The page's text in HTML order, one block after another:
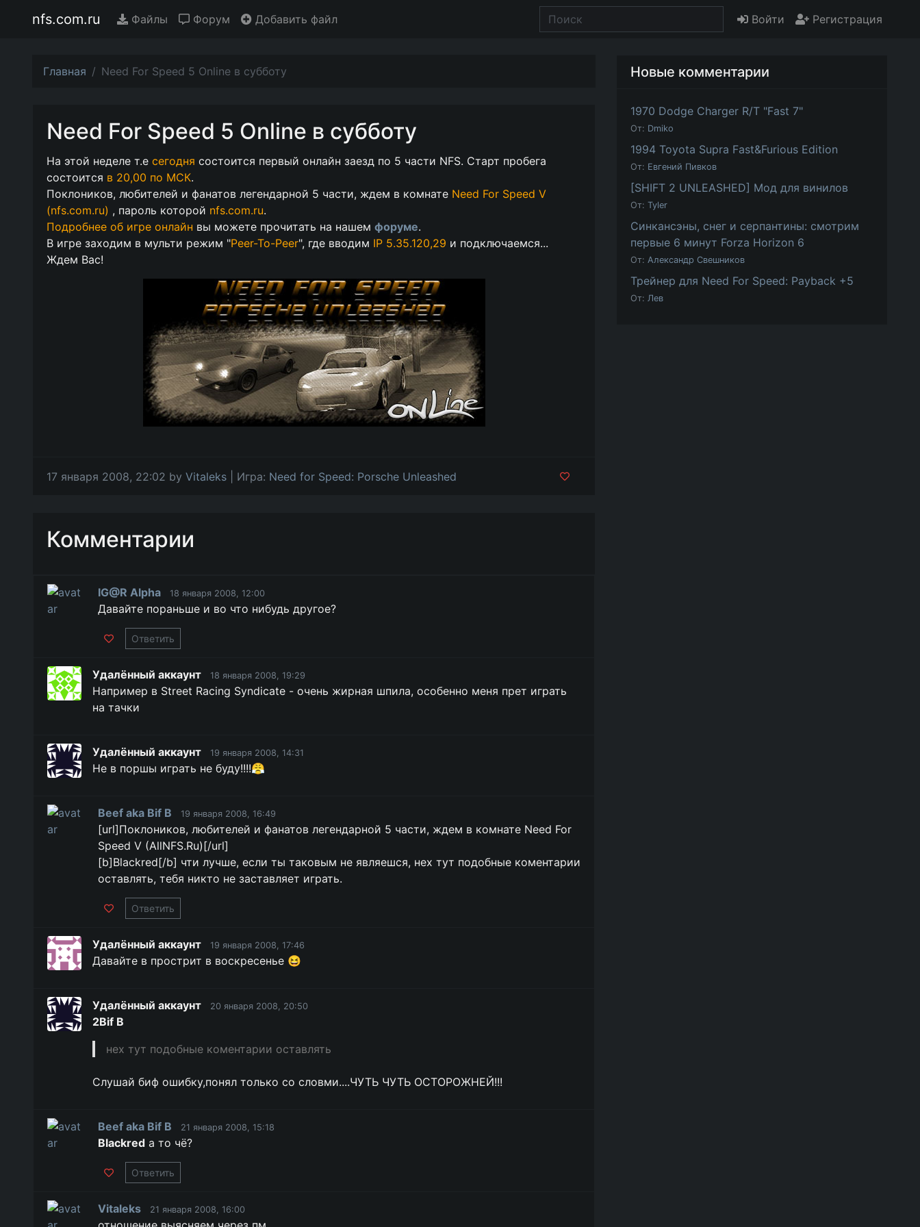
nfs.com.ru Файлы Форум Добавить файл Войти Регистрация
Главная Need For Speed 5 Online в субботу
Need For Speed 5 Online в субботу
На этой неделе т.е сегодня состоится первый онлайн заезд по 5 части NFS. Старт пробега
состоится в 20,00 по МСК.
Поклоников, любителей и фанатов легендарной 5 части, ждем в комнате Need For Speed V
(nfs.com.ru) , пароль которой nfs.com.ru.
Подробнее об игре онлайн вы можете прочитать на нашем форуме.
В игре заходим в мульти режим "Peer-To-Peer", где вводим IP 5.35.120,29 и подключаемся...
Ждем Вас!
17 января 2008, 22:02 by Vitaleks | Игра: Need for Speed: Porsche Unleashed
Комментарии
IG@R Alpha 18 января 2008, 12:00
Давайте пораньше и во что нибудь другое?
Ответить
Удалённый аккаунт 18 января 2008, 19:29
Например в Street Racing Syndicate - очень жирная шпила, особенно меня прет играть
на тачки
Удалённый аккаунт 19 января 2008, 14:31
Не в поршы играть не буду!!!!😤
Beef aka Bif B 19 января 2008, 16:49
[url]Поклоников, любителей и фанатов легендарной 5 части, ждем в комнате Need For
Speed V (AllNFS.Ru)[/url]
[b]Blackred[/b] чти лучше, если ты таковым не являешся, нех тут подобные коментарии
оставлять, тебя никто не заставляет играть.
Ответить
Удалённый аккаунт 19 января 2008, 17:46
Давайте в прострит в воскресенье 😆
Удалённый аккаунт 20 января 2008, 20:50
2Bif B
нех тут подобные коментарии оставлять
Слушай биф ошибку,понял только со словми....ЧУТЬ ЧУТЬ ОСТОРОЖНЕЙ!!!
Beef aka Bif B 21 января 2008, 15:18
Blackredа то чё?
Ответить
Vitaleks 21 января 2008, 16:00
Новые комментарии
1970 Dodge Charger R/T "Fast 7"
От: Dmiko
1994 Toyota Supra Fast&Furious Edition
От: Евгений Пивков
[SHIFT 2 UNLEASHED] Мод для винилов
От:Tyler
Синкансэны, снег и серпантины: смотрим
первые 6 минут Forza Horizon 6
От:Александр Свешников
Трейнер для Need For Speed: Payback +5
От:Лев